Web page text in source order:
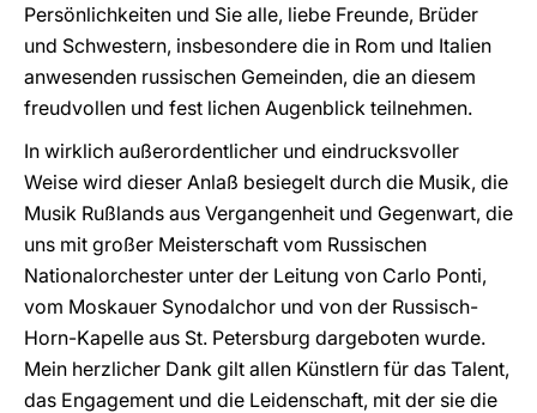
Persönlichkeiten und Sie alle, liebe Freunde, Brüder
und Schwestern, insbesondere die in Rom und Italien
anwesenden russischen Gemeinden, die an diesem
freudvollen und fest lichen Augenblick teilnehmen.
In wirklich außerordentlicher und eindrucksvoller
Weise wird dieser Anlaß besiegelt durch die Musik, die
Musik Rußlands aus Vergangenheit und Gegenwart, die
uns mit großer Meisterschaft vom Russischen
Nationalorchester unter der Leitung von Carlo Ponti,
vom Moskauer Synodalchor und von der Russisch-
Horn-Kapelle aus St. Petersburg dargeboten wurde.
Mein herzlicher Dank gilt allen Künstlern für das Talent,
das Engagement und die Leidenschaft, mit der sie die